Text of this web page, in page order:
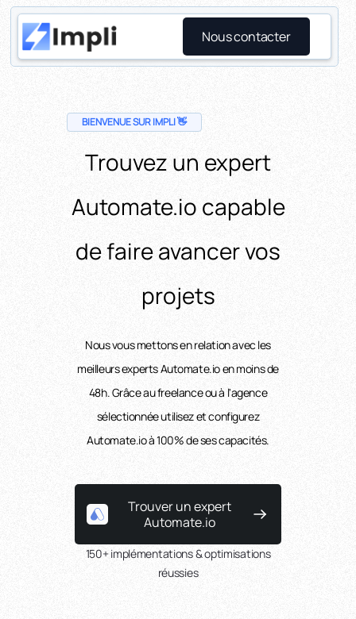
Nous contacter
BIENVENUE SUR IMPLI 👋
Trouvez un expert
Automate.io capable
de faire avancer vos
projets
Nous vous mettons en relation avec les
meilleurs experts Automate.io en moins de
48h. Grâce au freelance ou à l'agence
sélectionnée utilisez et configurez
Automate.io à 100% de ses capacités.
Trouver un expert
Automate.io
150+ implémentations & optimisations
réussies